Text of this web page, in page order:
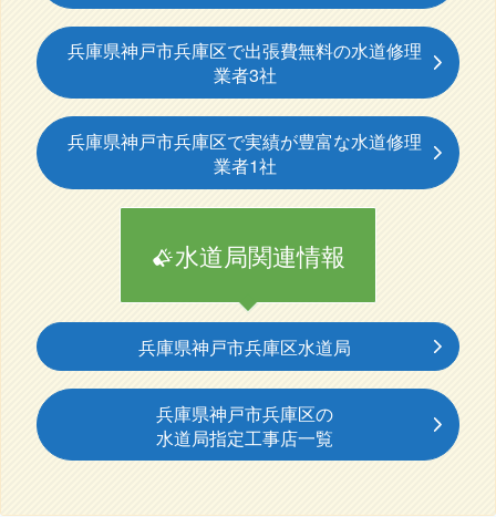
兵庫県神戸市兵庫区で出張費無料の水道修理
業者3社
兵庫県神戸市兵庫区で実績が豊富な水道修理
業者1社
水道局関連情報
兵庫県神戸市兵庫区水道局
兵庫県神戸市兵庫区の
水道局指定工事店一覧